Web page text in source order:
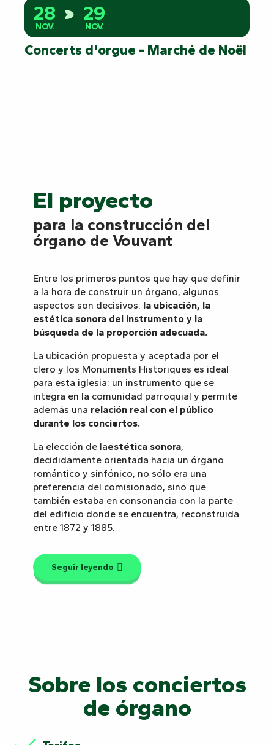
28
NOV.
29
NOV.
Concerts d'orgue - Marché de Noël
El proyecto
para la construcción del
órgano de Vouvant
Entre los primeros puntos que hay que definir
a la hora de construir un órgano, algunos
aspectos son decisivos: la ubicación, la
estética sonora del instrumento y la
búsqueda de la proporción adecuada.
La ubicación propuesta y aceptada por el
clero y los Monuments Historiques es ideal
para esta iglesia: un instrumento que se
integra en la comunidad parroquial y permite
además una relación real con el público
durante los conciertos.
La elección de laestética sonora,
decididamente orientada hacia un órgano
romántico y sinfónico, no sólo era una
preferencia del comisionado, sino que
también estaba en consonancia con la parte
del edificio donde se encuentra, reconstruida
entre 1872 y 1885.
Seguir leyendo
Sobre los conciertos
de órgano